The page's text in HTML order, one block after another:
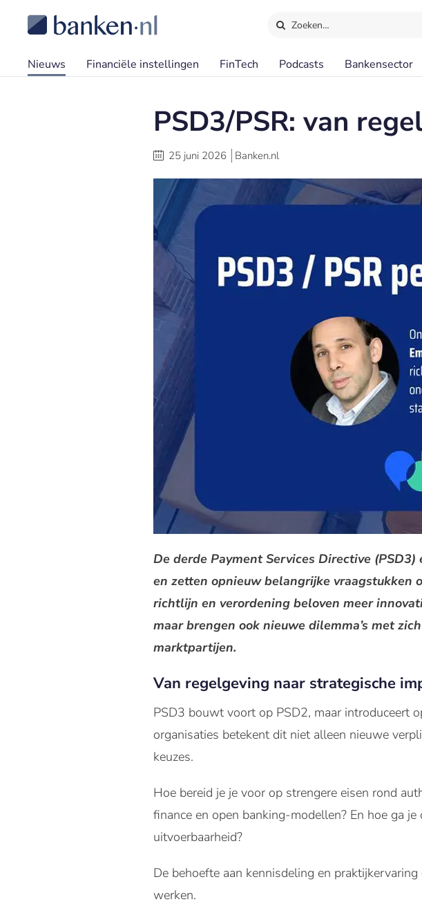
Zoeken…
Nieuws Financiële instellingen FinTech Podcasts Bankensector
PSD3/PSR: van
25 juni 2026 Banken.nl
De derde Payment Services Directive
en zetten opnieuw belangrijke vraagstukken
richtlijn en verordening beloven meer
maar brengen ook nieuwe dilemma’s met
marktpartijen.
Van regelgeving naar strategische
PSD3 bouwt voort op PSD2, maar introduceert
organisaties betekent dit niet alleen nieuwe
keuzes.
Hoe bereid je je voor op strengere eisen rond
finance en open banking-modellen? En hoe ga
uitvoerbaarheid?
De behoefte aan kennisdeling en
werken.